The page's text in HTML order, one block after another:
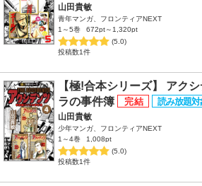
山田貴敏
青年マンガ、フロンティアNEXT
1～5巻
672pt～1,320pt
(5.0)
投稿数1件
【極!合本シリーズ】 アク
ラの事件簿
山田貴敏
少年マンガ、フロンティアNEXT
1～4巻
1,008pt
(5.0)
投稿数1件